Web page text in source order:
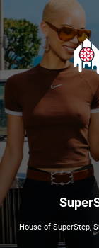
House of SuperStep,